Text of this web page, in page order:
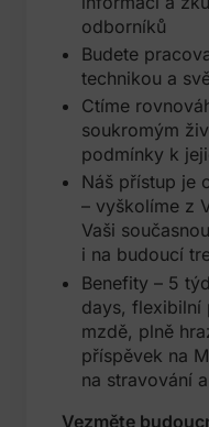
odborníků
Budete
technikou a
Ctíme
soukromým
podmínky k
Náš přístup je
– vyškolíme z
Vaši
i na budoucí
Benefity – 5
days, flexibilní
mzdě, plně
příspěvek na
na stravování
Vezměte